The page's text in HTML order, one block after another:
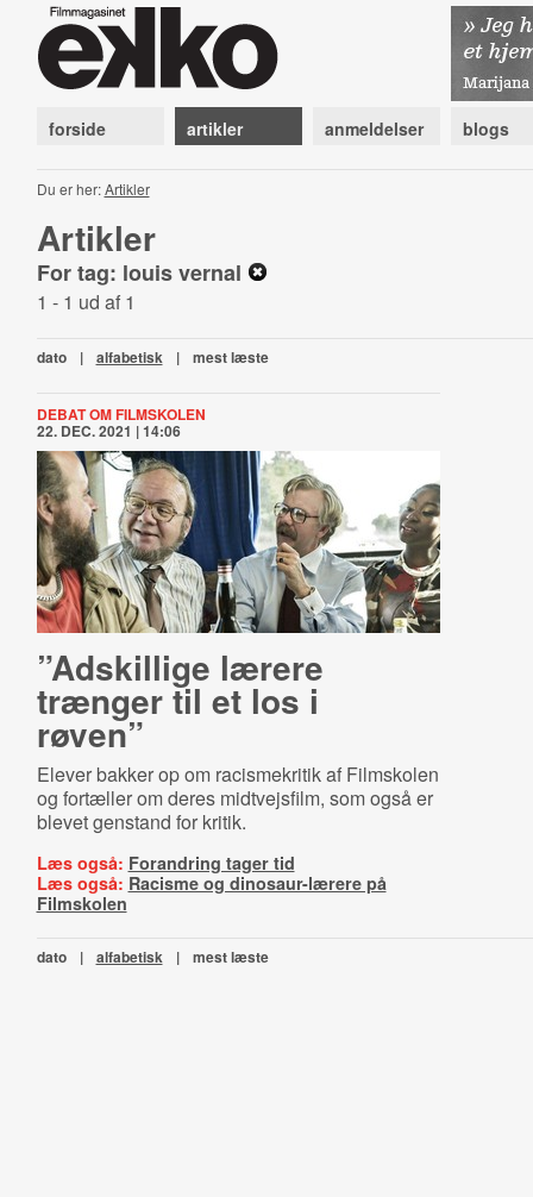
forside artikler anmeldelser blogs
Du er her:Artikler
Artikler
For tag: louis vernal
1 - 1 ud af 1
dato | alfabetisk | mest læste
DEBAT OM FILMSKOLEN
22. DEC. 2021 | 14:06
”Adskillige lærere
trænger til et los i
røven”
Elever bakker op om racismekritik af Filmskolen
og fortæller om deres midtvejsfilm, som også er
blevet genstand for kritik.
Læs også: Forandring tager tid
Læs også: Racisme og dinosaur-lærere på
Filmskolen
dato | alfabetisk | mest læste